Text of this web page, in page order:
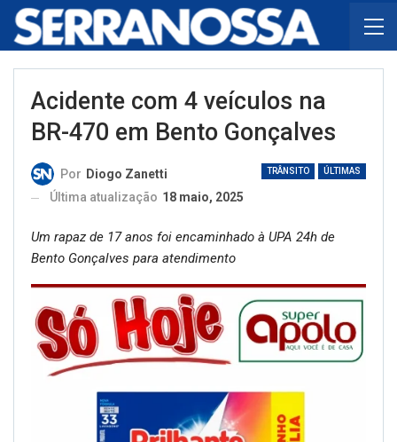
Acidente com 4 veículos na
BR-470 em Bento Gonçalves
TRÂNSITO ÚLTIMAS
Por Diogo Zanetti
Última atualização 18 maio, 2025
Um rapaz de 17 anos foi encaminhado à UPA 24h de
Bento Gonçalves para atendimento